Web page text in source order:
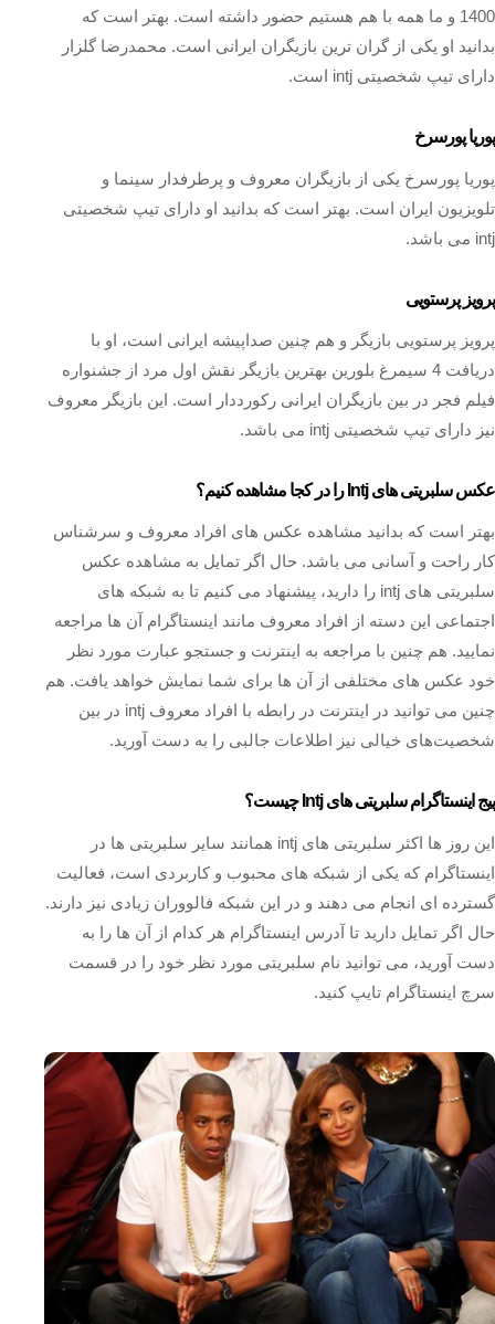
1400 و ما همه با هم هستیم حضور داشته‌ است. بهتر است که
بدانید او یکی از گران‌ ترین بازیگران ایرانی است. محمدرضا گلزار
دارای تیپ شخصیتی intj است.
پوریا پورسرخ
پوریا پورسرخ یکی از بازیگران معروف و پرطرفدار سینما و
تلویزیون ایران است. بهتر است که بدانید او دارای تیپ شخصیتی
intj می باشد.
پرویز پرستویی
پرویز پرستویی بازیگر و هم چنین صداپیشه ایرانی است، او با
دریافت 4 سیمرغ بلورین بهترین بازیگر نقش اول مرد از جشنواره
فیلم فجر در بین بازیگران ایرانی رکورددار است. این بازیگر معروف
نیز دارای تیپ شخصیتی intj می باشد.
عکس سلبریتی های Intj را در کجا مشاهده کنیم؟
بهتر است که بدانید مشاهده عکس های افراد معروف و سرشناس
کار راحت و آسانی می باشد. حال اگر تمایل به مشاهده عکس
سلبریتی های intj را دارید، پیشنهاد می کنیم تا به شبکه های
اجتماعی این دسته از افراد معروف مانند اینستاگرام آن ها مراجعه
نمایید. هم چنین با مراجعه به اینترنت و جستجو عبارت مورد نظر
خود عکس های مختلفی از آن ها برای شما نمایش خواهد یافت. هم
چنین می توانید در اینترنت در رابطه با افراد معروف intj در بین
شخصیت‌های خیالی نیز اطلاعات جالبی را به دست آورید.
پیج اینستاگرام سلبریتی های Intj چیست؟
این روز ها اکثر سلبریتی های intj همانند سایر سلبریتی ها در
اینستاگرام که یکی از شبکه‌ های محبوب و کاربردی است، فعالیت
گسترده ای انجام می‌ دهند و در این شبکه فالووران زیادی نیز دارند.
حال اگر تمایل دارید تا آدرس اینستاگرام هر کدام از آن ها را به
دست آورید، می توانید نام سلبریتی مورد نظر خود را در قسمت
سرچ اینستاگرام تایپ کنید.